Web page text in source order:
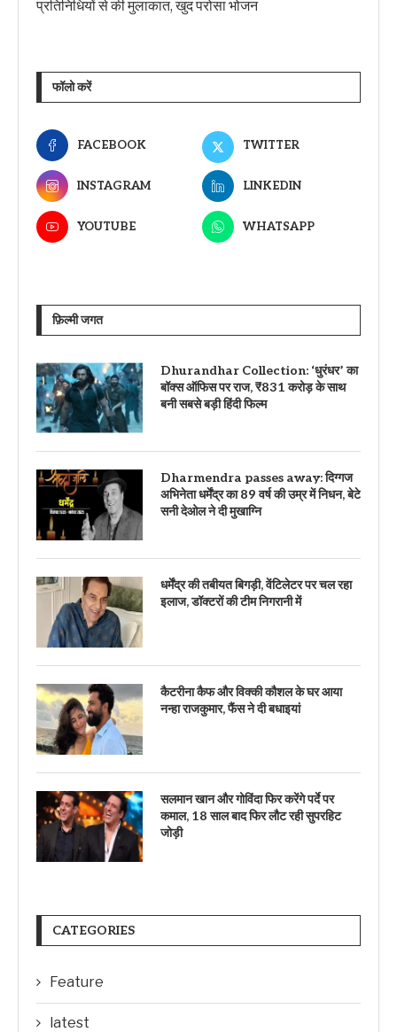
प्रतिनिधियों से की मुलाकात, खुद परोसा भोजन
फॉलो करें
FACEBOOK TWITTER
INSTAGRAM LINKEDIN
YOUTUBE WHATSAPP
फ़िल्मी जगत
Dhurandhar Collection: ‘धुरंधर’ का
बॉक्स ऑफिस पर राज, ₹831 करोड़ के साथ
बनी सबसे बड़ी हिंदी फिल्म
Dharmendra passes away: दिग्गज
अभिनेता धर्मेंद्र का 89 वर्ष की उम्र में निधन, बेटे
सनी देओल ने दी मुखाग्नि
धर्मेंद्र की तबीयत बिगड़ी, वेंटिलेटर पर चल रहा
इलाज, डॉक्टरों की टीम निगरानी में
कैटरीना कैफ और विक्की कौशल के घर आया
नन्हा राजकुमार, फैंस ने दी बधाइयां
सलमान खान और गोविंदा फिर करेंगे पर्दे पर
कमाल, 18 साल बाद फिर लौट रही सुपरहिट
जोड़ी
CATEGORIES
Feature
latest